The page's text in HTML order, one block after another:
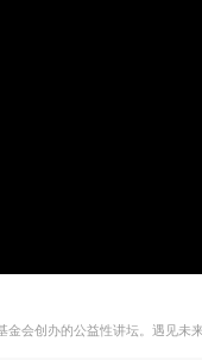
会创办的公益性讲坛。遇见未